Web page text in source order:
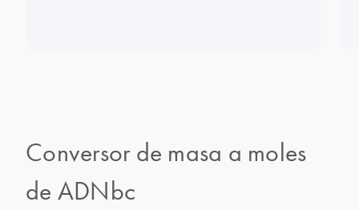
Conversor de masa a moles
de ADNbc